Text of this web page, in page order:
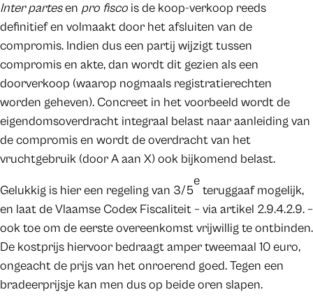
Inter partesen pro fisco is de koop-verkoop reeds
definitief en volmaakt door het afsluiten van de
compromis. Indien dus een partij wijzigt tussen
compromis en akte, dan wordt dit gezien als een
doorverkoop (waarop nogmaals registratierechten
worden geheven). Concreet in het voorbeeld wordt de
eigendomsoverdracht integraal belast naar aanleiding van
de compromis en wordt de overdracht van het
vruchtgebruik (door A aan X) ook bijkomend belast.
Gelukkig is hier een regeling van 3/5
e
teruggaaf mogelijk,
en laat de Vlaamse Codex Fiscaliteit – via artikel 2.9.4.2.9. –
ook toe om de eerste overeenkomst vrijwillig te ontbinden.
De kostprijs hiervoor bedraagt amper tweemaal 10 euro,
ongeacht de prijs van het onroerend goed. Tegen een
bradeerprijsje kan men dus op beide oren slapen.